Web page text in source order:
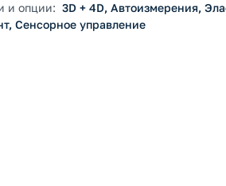
и опции: 3D + 4D, Автоизмерения,
Сенсорное управление